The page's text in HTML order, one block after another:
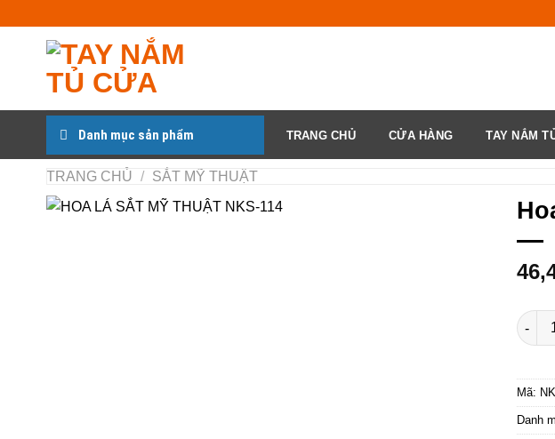
Danh mục sản phẩm TRANG CHỦ CỬA HÀNG TAY NẮM
TRANG CHỦ / SẮT MỸ THUẬT
Hoa
Mã:
Danh